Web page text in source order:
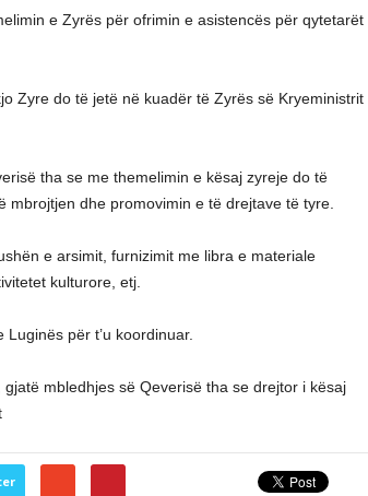
e Zyrës për ofrimin e asistencës për qytetarët
Zyre do të jetë në kuadër të Zyrës së Kryeministrit
tha se me themelimin e kësaj zyreje do të
dhe promovimin e të drejtave të tyre.
e arsimit, furnizimit me libra e materiale
kulturore, etj.
për t’u koordinuar.
mbledhjes së Qeverisë tha se drejtor i kësaj